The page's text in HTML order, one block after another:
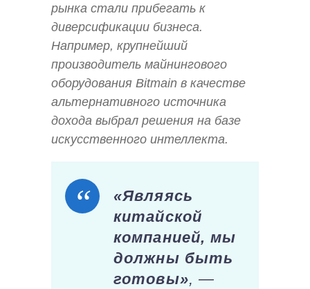
рынка стали прибегать к
диверсификации бизнеса.
Например, крупнейший
производитель майнингового
оборудования Bitmain в качестве
альтернативного источника
дохода выбрал решения на базе
искусственного интеллекта.
«Являясь
китайской
компанией, мы
должны быть
готовы», —